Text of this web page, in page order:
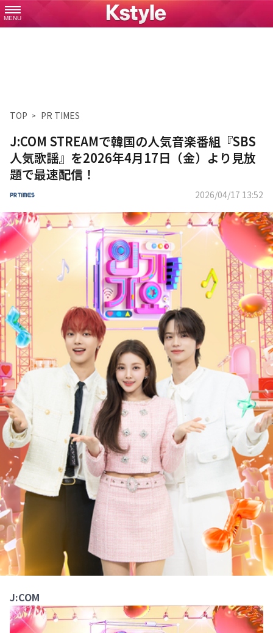
MENU
TOP PR TIMES
J:COM STREAMで韓国の人気音楽番組『SBS
人気歌謡』を2026年4月17日（金）より見放
題で最速配信！
2026/04/17 13:52
J:COM